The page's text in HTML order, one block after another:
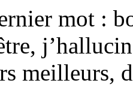
mot :
meilleurs,